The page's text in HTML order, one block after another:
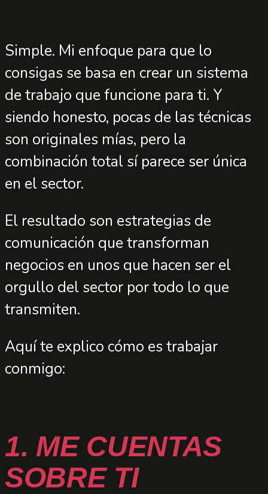
Simple. Mi enfoque para que lo
consigas se basa en crear un sistema
de trabajo que funcione para ti. Y
siendo honesto, pocas de las técnicas
son originales mías, pero la
combinación total sí parece ser única
en el sector.
El resultado son estrategias de
comunicación que transforman
negocios en unos que hacen ser el
orgullo del sector por todo lo que
transmiten.
Aquí te explico cómo es trabajar
conmigo:
1. ME CUENTAS
SOBRE TI